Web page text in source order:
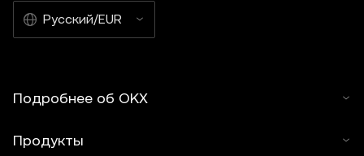
Русский/EUR
Подробнее об OKX
Продукты